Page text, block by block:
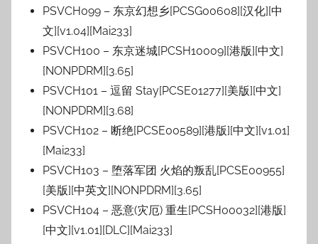
PSVCH099 – 东京幻想乡[PCSG00608][汉化][中
文][v1.04][Mai233]
PSVCH100 – 东京迷城[PCSH10009][港版][中文]
[NONPDRM][3.65]
PSVCH101 – 逗留 Stay[PCSE01277][美版][中文]
[NONPDRM][3.68]
PSVCH102 – 断绝[PCSE00589][港版][中文][v1.01]
[Mai233]
PSVCH103 – 堕落军团 火焰的叛乱[PCSE00955]
[美版][中英文][NONPDRM][3.65]
PSVCH104 – 恶意(灾厄) 重生[PCSH00032][港版]
[中文][v1.01][DLC][Mai233]